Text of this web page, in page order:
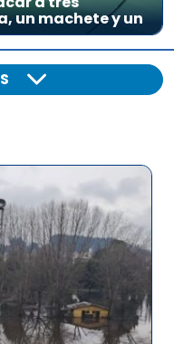
un machete y un